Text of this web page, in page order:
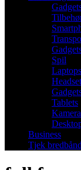
Spil
Laptops
Tablets
Business
Tjek